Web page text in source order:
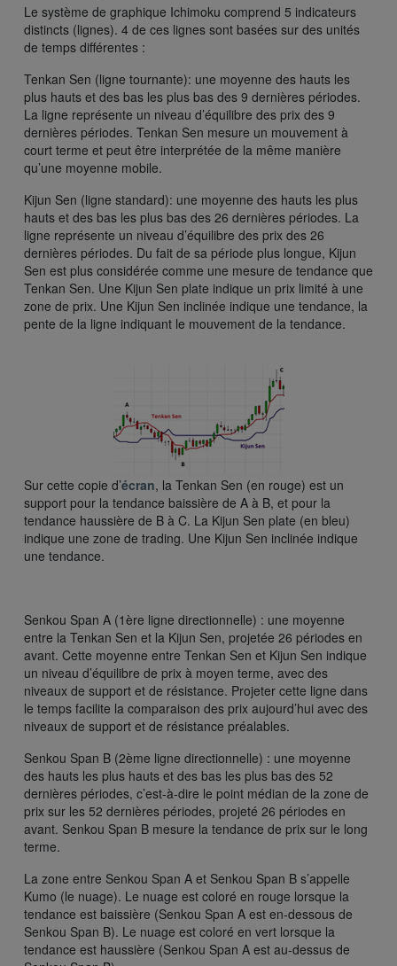
Le système de graphique Ichimoku comprend 5 indicateurs
distincts (lignes). 4 de ces lignes sont basées sur des unités
de temps différentes :
Tenkan Sen (ligne tournante): une moyenne des hauts les
plus hauts et des bas les plus bas des 9 dernières périodes.
La ligne représente un niveau d’équilibre des prix des 9
dernières périodes. Tenkan Sen mesure un mouvement à
court terme et peut être interprétée de la même manière
qu’une moyenne mobile.
Kijun Sen (ligne standard): une moyenne des hauts les plus
hauts et des bas les plus bas des 26 dernières périodes. La
ligne représente un niveau d’équilibre des prix des 26
dernières périodes. Du fait de sa période plus longue, Kijun
Sen est plus considérée comme une mesure de tendance que
Tenkan Sen. Une Kijun Sen plate indique un prix limité à une
zone de prix. Une Kijun Sen inclinée indique une tendance, la
pente de la ligne indiquant le mouvement de la tendance.
Sur cette copie d’écran, la Tenkan Sen (en rouge) est un
support pour la tendance baissière de A à B, et pour la
tendance haussière de B à C. La Kijun Sen plate (en bleu)
indique une zone de trading. Une Kijun Sen inclinée indique
une tendance.
Senkou Span A (1ère ligne directionnelle) : une moyenne
entre la Tenkan Sen et la Kijun Sen, projetée 26 périodes en
avant. Cette moyenne entre Tenkan Sen et Kijun Sen indique
un niveau d’équilibre de prix à moyen terme, avec des
niveaux de support et de résistance. Projeter cette ligne dans
le temps facilite la comparaison des prix aujourd’hui avec des
niveaux de support et de résistance préalables.
Senkou Span B (2ème ligne directionnelle) : une moyenne
des hauts les plus hauts et des bas les plus bas des 52
dernières périodes, c’est-à-dire le point médian de la zone de
prix sur les 52 dernières périodes, projeté 26 périodes en
avant. Senkou Span B mesure la tendance de prix sur le long
terme.
La zone entre Senkou Span A et Senkou Span B s’appelle
Kumo (le nuage). Le nuage est coloré en rouge lorsque la
tendance est baissière (Senkou Span A est en-dessous de
Senkou Span B). Le nuage est coloré en vert lorsque la
tendance est haussière (Senkou Span A est au-dessus de